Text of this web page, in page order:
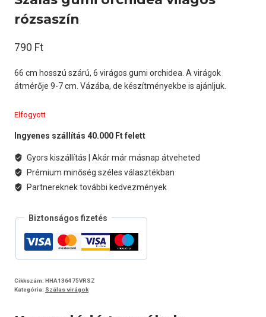
rózsaszín
790 Ft
66 cm hosszú szárú, 6 virágos gumi orchidea. A virágok
átmérője 9-7 cm. Vázába, de készítményekbe is ajánljuk.
Elfogyott
Ingyenes szállítás 40.000 Ft felett
Gyors kiszállítás | Akár már másnap átveheted
Prémium minőség széles választékban
Partnereknek további kedvezmények
Biztonságos fizetés
Cikkszám: HHA136475VRSZ
Kategória: Szálas virágok